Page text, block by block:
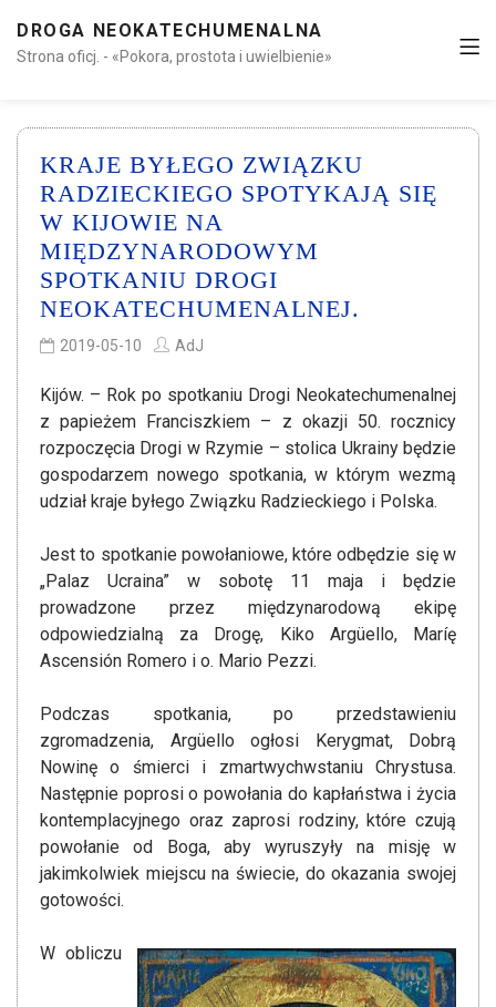
DROGA NEOKATECHUMENALNA
Strona oficj. - «Pokora, prostota i uwielbienie»
KRAJE BYŁEGO ZWIĄZKU
RADZIECKIEGO SPOTYKAJĄ SIĘ
W KIJOWIE NA
MIĘDZYNARODOWYM
SPOTKANIU DROGI
NEOKATECHUMENALNEJ.
2019-05-10 AdJ
Kijów. – Rok po spotkaniu Drogi Neokatechumenalnej
z papieżem Franciszkiem – z okazji 50. rocznicy
rozpoczęcia Drogi w Rzymie – stolica Ukrainy będzie
gospodarzem nowego spotkania, w którym wezmą
udział kraje byłego Związku Radzieckiego i Polska.
Jest to spotkanie powołaniowe, które odbędzie się w
„Palaz Ucraina” w sobotę 11 maja i będzie
prowadzone przez międzynarodową ekipę
odpowiedzialną za Drogę, Kiko Argüello, Maríę
Ascensión Romero i o. Mario Pezzi.
Podczas spotkania, po przedstawieniu
zgromadzenia, Argüello ogłosi Kerygmat, Dobrą
Nowinę o śmierci i zmartwychwstaniu Chrystusa.
Następnie poprosi o powołania do kapłaństwa i życia
kontemplacyjnego oraz zaprosi rodziny, które czują
powołanie od Boga, aby wyruszyły na misję w
jakimkolwiek miejscu na świecie, do okazania swojej
gotowości.
W obliczu